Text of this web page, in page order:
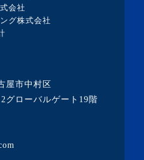
会社
グ株式会社
屋市中村区
グローバルゲート19階